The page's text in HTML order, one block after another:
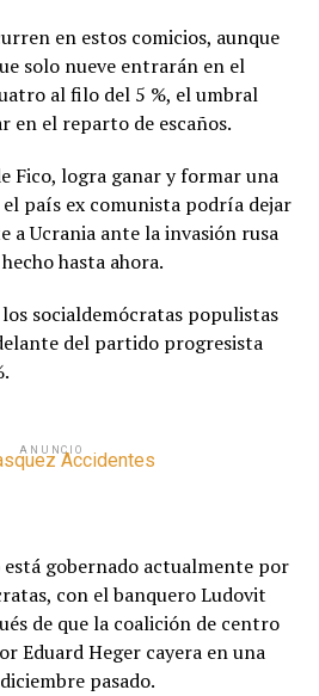
en estos comicios, aunque
solo nueve entrarán en el
al filo del 5 %, el umbral
el reparto de escaños.
Fico, logra ganar y formar una
país ex comunista podría dejar
a Ucrania ante la invasión rusa
hasta ahora.
socialdemócratas populistas
del partido progresista
ANUNCIO
gobernado actualmente por
con el banquero Ludovit
de que la coalición de centro
Eduard Heger cayera en una
pasado.